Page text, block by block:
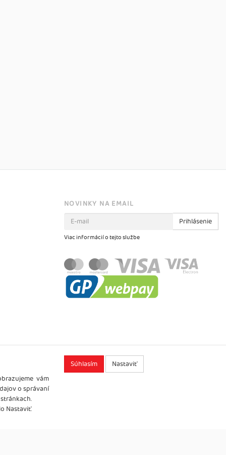
NOVINKY NA EMAIL
Prihlásenie
Viac informácií o tejto službe
vám
o správaní
Nastaviť.
Súhlasím Nastaviť